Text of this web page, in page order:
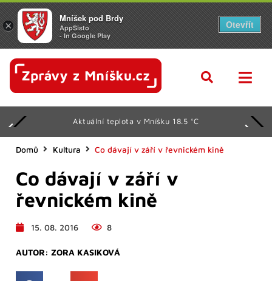
Aktuální teplota v Mníšku 18.5 °C
Domů Kultura Co dávají v září v řevnickém kině
Co dávají v září v
řevnickém kině
15. 08. 2016 8
AUTOR: ZORA KASIKOVÁ
×
Mníšek pod Brdy
AppSisto
- In Google Play
Otevřít